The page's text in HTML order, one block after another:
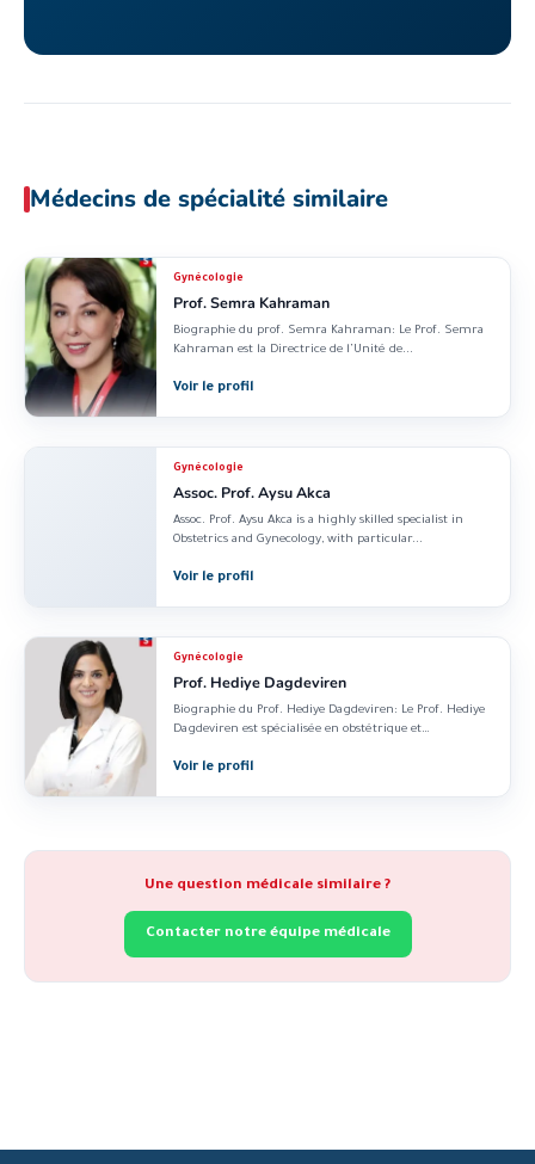
Médecins de spécialité similaire
Gynécologie
Prof. Semra Kahraman
Biographie du prof. Semra Kahraman: Le Prof. Semra
Kahraman est la Directrice de l’Unité de...
Voir le profil
Gynécologie
Assoc. Prof. Aysu Akca
Assoc. Prof. Aysu Akca is a highly skilled specialist in
Obstetrics and Gynecology, with particular...
Voir le profil
Gynécologie
Prof. Hediye Dagdeviren
Biographie du Prof. Hediye Dagdeviren: Le Prof. Hediye
Dagdeviren est spécialisée en obstétrique et
Voir le profil
Une question médicale similaire ?
Contacter notre équipe médicale